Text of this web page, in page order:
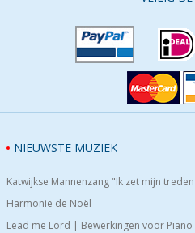
NIEUWSTE MUZIEK
Katwijkse Mannenzang "Ik zet mijn
Harmonie de Noël
Lead me Lord | Bewerkingen voor